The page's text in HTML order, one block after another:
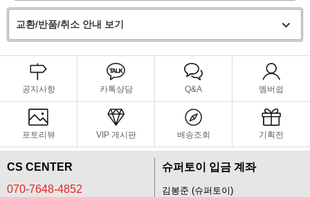
교환/반품/취소 안내 보기
공지사항 카톡상담 Q&A 멤버쉽
포토리뷰 VIP 게시판 배송조회 기획전
CS CENTER
070-7648-4852
슈퍼토이 입금 계좌
김봉준 (슈퍼토이)